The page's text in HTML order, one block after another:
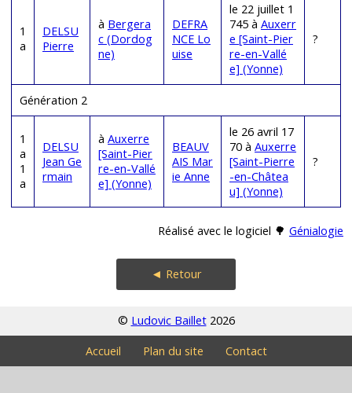
1
a
DELSU
Pierre
à Bergera
c (Dordog
ne)
DEFRA
NCE Lo
uise
le 22 juillet 1
745 à Auxerr
e [Saint-Pier
re-en-Vallé
e] (Yonne)
?
Génération 2
1
a
1
a
DELSU
Jean Ge
rmain
à Auxerre
[Saint-Pier
re-en-Vallé
e] (Yonne)
BEAUV
AIS Mar
ie Anne
le 26 avril 17
70 à Auxerre
[Saint-Pierre
-en-Châtea
u] (Yonne)
?
Réalisé avec le logiciel 🌳 Génialogie
◄ Retour
© Ludovic Baillet2026
Accueil Plan du site Contact